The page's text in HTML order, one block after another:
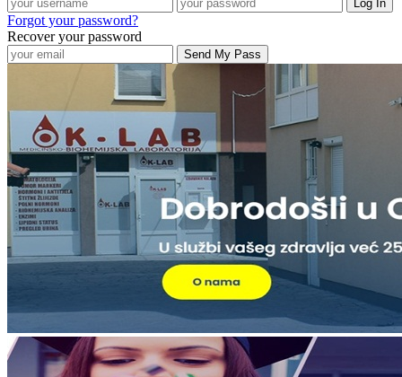
Forgot your password?
Recover your password